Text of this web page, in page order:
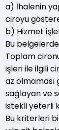
a) İhalenin
ciroyu
b) Hizmet
Bu
Toplam
işleri ile ilgili
az
sağlayan ve
istekli yeterli
Bu kriterleri